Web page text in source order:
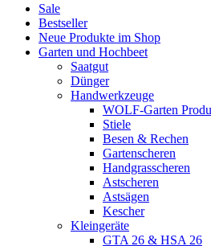
Sale
Bestseller
Neue Produkte im Shop
Garten und Hochbeet
Saatgut
Dünger
Handwerkzeuge
WOLF-Garten
Stiele
Besen & Rechen
Gartenscheren
Handgrasscheren
Astscheren
Astsägen
Kescher
Kleingeräte
GTA 26 & HSA 26